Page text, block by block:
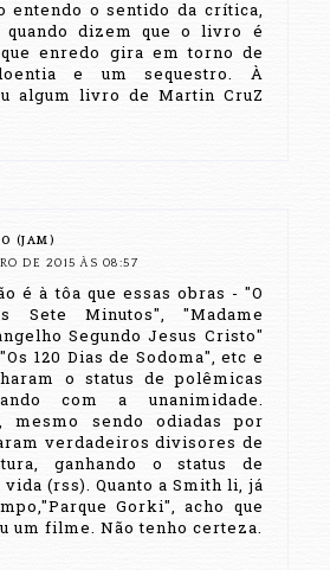
entendo o sentido da crítica,
quando dizem que o livro é
enredo gira em torno de
e um sequestro. À
algum livro de Martin CruZ
(JAM)
DE 2015 ÀS 08:57
é à tôa que essas obras - "O
Sete Minutos", "Madame
Segundo Jesus Cristo"
120 Dias de Sodoma", etc e
o status de polêmicas
com a unanimidade.
mesmo sendo odiadas por
verdadeiros divisores de
ganhando o status de
(rss). Quanto a Smith li, já
Gorki", acho que
um filme. Não tenho certeza.